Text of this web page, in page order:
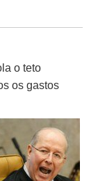
o teto
os gastos